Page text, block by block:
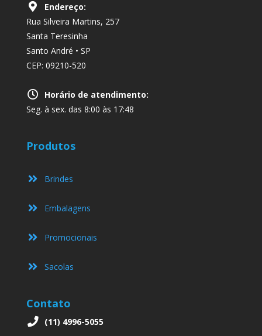
Endereço:
Rua Silveira Martins, 257
Santa Teresinha
Santo André • SP
CEP: 09210-520
Horário de atendimento:
Seg. à sex. das 8:00 às 17:48
Produtos
Brindes
Embalagens
Promocionais
Sacolas
Contato
(11) 4996-5055